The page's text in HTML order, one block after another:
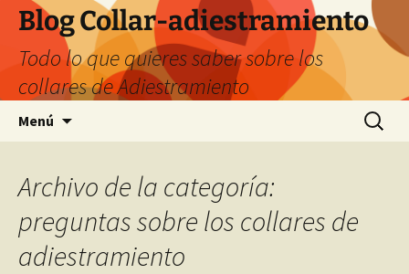
Saltar
contenido
Blog Collar-adiestramiento
Todo lo que quieres saber sobre los
collares de Adiestramiento
Menú Buscar:
Archivo de la categoría:
preguntas sobre los collares de
adiestramiento